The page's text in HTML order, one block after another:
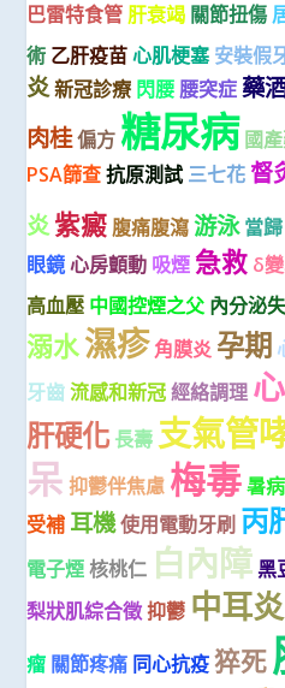
巴雷特食管 肝衰竭 關節扭傷
術 乙肝疫苗 心肌梗塞 安裝假
炎新冠診療 閃腰 腰突症 藥
肉桂偏方 糖尿病 國
PSA篩查 抗原測試 三七花 督
炎紫癜 腹痛腹瀉 游泳 當歸
眼鏡心房顫動 吸煙 急救 δ
高血壓 中國控煙之父 內分泌
溺水濕疹 角膜炎 孕期
牙齒 流感和新冠 經絡調理
肝硬化 長壽 支氣管
呆 抑鬱伴焦慮 梅毒 暑病
受補 耳機使用電動牙刷 丙
電子煙 核桃仁 白內障 黑
梨狀肌綜合徵 抑鬱 中耳炎
瘤 關節疼痛 同心抗疫 猝死